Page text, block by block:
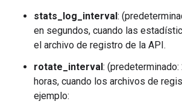
stats_log_interval:
en segundos, cuando las
el archivo de registro de la API.
rotate_interval:
horas, cuando los archivos de
ejemplo: